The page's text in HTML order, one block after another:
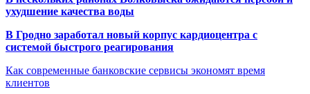
ухудшение качества воды
В Гродно заработал новый корпус кардиоцентра с
системой быстрого реагирования
Как современные банковские сервисы экономят время
клиентов